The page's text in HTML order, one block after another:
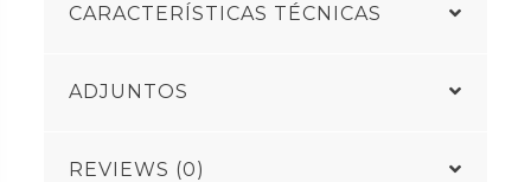
CARACTERÍSTICAS TÉCNICAS
ADJUNTOS
REVIEWS (0)